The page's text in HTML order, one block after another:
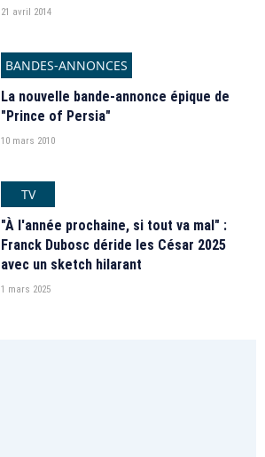
21 avril 2014
BANDES-ANNONCES
La nouvelle bande-annonce épique de
"Prince of Persia"
10 mars 2010
TV
"À l'année prochaine, si tout va mal" :
Franck Dubosc déride les César 2025
avec un sketch hilarant
1 mars 2025